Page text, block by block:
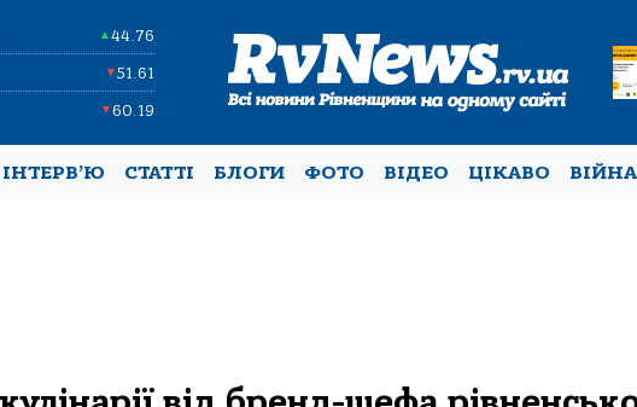
▲44.76
▼51.61
▼60.19
ІНТЕРВ’Ю СТАТТІ БЛОГИ ФОТО ВІДЕО ЦІКАВО